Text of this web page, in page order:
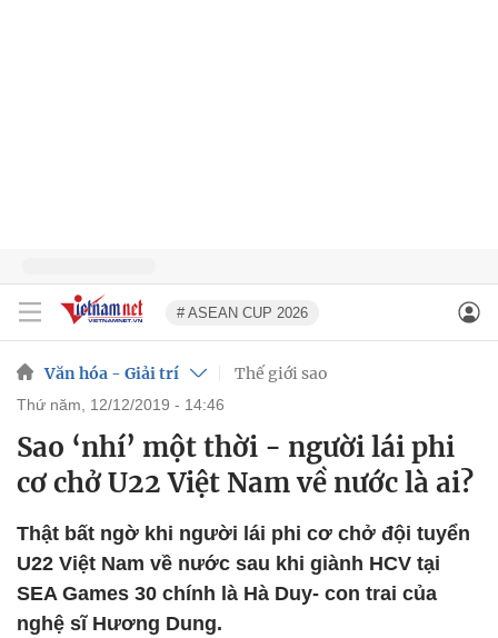
# ASEAN CUP 2026
Văn hóa - Giải trí Thế giới sao
thứ năm, 12/12/2019 - 14:46
Sao ‘nhí’ một thời - người lái phi
cơ chở U22 Việt Nam về nước là ai?
Thật bất ngờ khi người lái phi cơ chở đội tuyển
U22 Việt Nam về nước sau khi giành HCV tại
SEA Games 30 chính là Hà Duy- con trai của
nghệ sĩ Hương Dung.